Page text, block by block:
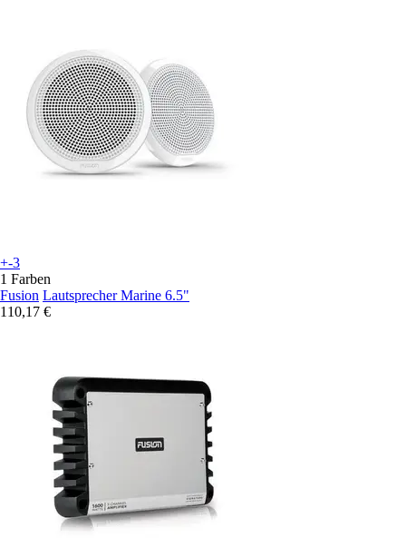
+-3
1 Farben
Fusion Lautsprecher Marine 6.5"
110,17 €